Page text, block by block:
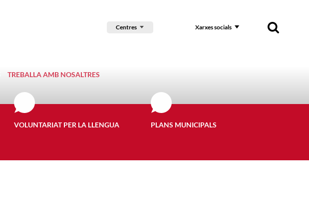
Centres Xarxes socials
TREBALLA AMB NOSALTRES
VOLUNTARIAT PER LA LLENGUA PLANS MUNICIPALS